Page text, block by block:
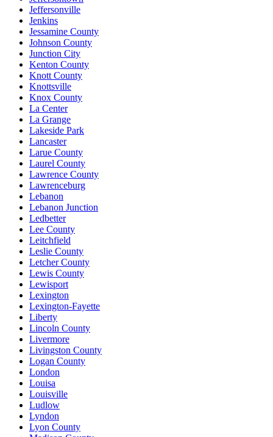
Jeffersonville
Jenkins
Jessamine County
Johnson County
Junction City
Kenton County
Knott County
Knottsville
Knox County
La Center
La Grange
Lakeside Park
Lancaster
Larue County
Laurel County
Lawrence County
Lawrenceburg
Lebanon
Lebanon Junction
Ledbetter
Lee County
Leitchfield
Leslie County
Letcher County
Lewis County
Lewisport
Lexington
Lexington-Fayette
Liberty
Lincoln County
Livermore
Livingston County
Logan County
London
Louisa
Louisville
Ludlow
Lyndon
Lyon County